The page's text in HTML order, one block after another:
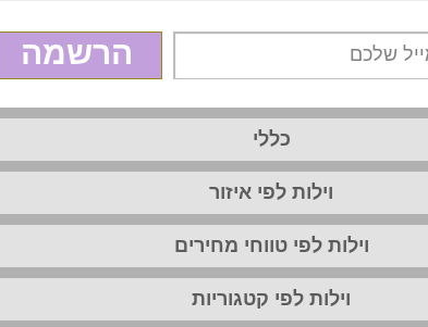
הרשמה
כללי
וילות לפי איזור
וילות לפי טווחי מחירים
וילות לפי קטגוריות